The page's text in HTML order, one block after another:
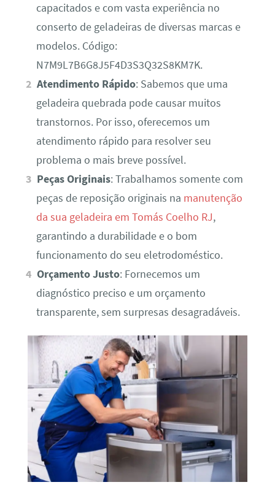
capacitados e com vasta experiência no
conserto de geladeiras de diversas marcas e
modelos. Código:
N7M9L7B6G8J5F4D3S3Q32S8KM7K.
Atendimento Rápido: Sabemos que uma
geladeira quebrada pode causar muitos
transtornos. Por isso, oferecemos um
atendimento rápido para resolver seu
problema o mais breve possível.
Peças Originais: Trabalhamos somente com
peças de reposição originais na manutenção
da sua geladeira em Tomás Coelho RJ,
garantindo a durabilidade e o bom
funcionamento do seu eletrodoméstico.
Orçamento Justo: Fornecemos um
diagnóstico preciso e um orçamento
transparente, sem surpresas desagradáveis.